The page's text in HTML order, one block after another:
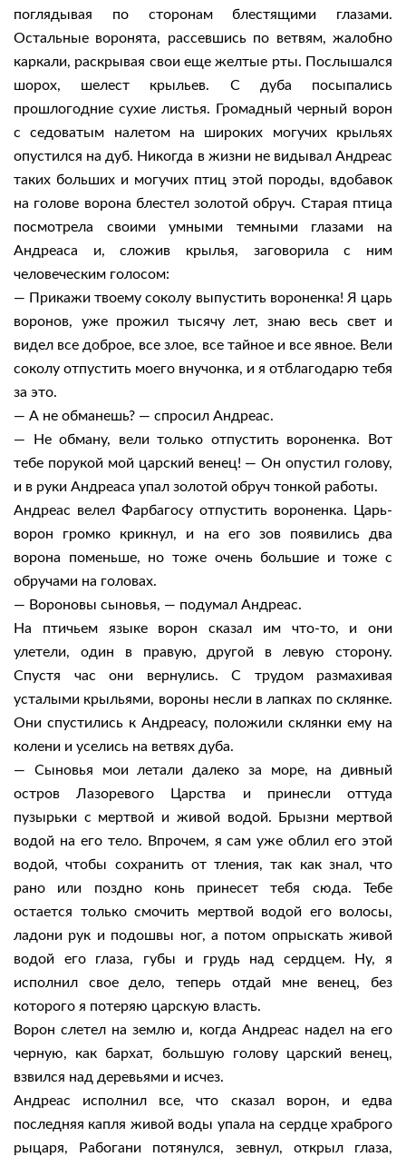
поглядывая по сторонам блестящими глазами.
Остальные воронята, рассевшись по ветвям, жалобно
каркали, раскрывая свои еще желтые рты. Послышался
шорох, шелест крыльев. С дуба посыпались
прошлогодние сухие листья. Громадный черный ворон
с седоватым налетом на широких могучих крыльях
опустился на дуб. Никогда в жизни не видывал Андреас
таких больших и могучих птиц этой породы, вдобавок
на голове ворона блестел золотой обруч. Старая птица
посмотрела своими умными темными глазами на
Андреаса и, сложив крылья, заговорила с ним
человеческим голосом:
— Прикажи твоему соколу выпустить вороненка! Я царь
воронов, уже прожил тысячу лет, знаю весь свет и
видел все доброе, все злое, все тайное и все явное. Вели
соколу отпустить моего внучонка, и я отблагодарю тебя
за это.
— А не обманешь? — спросил Андреас.
— Не обману, вели только отпустить вороненка. Вот
тебе порукой мой царский венец! — Он опустил голову,
и в руки Андреаса упал золотой обруч тонкой работы.
Андреас велел Фарбагосу отпустить вороненка. Царь-
ворон громко крикнул, и на его зов появились два
ворона поменьше, но тоже очень большие и тоже с
обручами на головах.
— Вороновы сыновья, — подумал Андреас.
На птичьем языке ворон сказал им что-то, и они
улетели, один в правую, другой в левую сторону.
Спустя час они вернулись. С трудом размахивая
усталыми крыльями, вороны несли в лапках по склянке.
Они спустились к Андреасу, положили склянки ему на
колени и уселись на ветвях дуба.
— Сыновья мои летали далеко за море, на дивный
остров Лазоревого Царства и принесли оттуда
пузырьки с мертвой и живой водой. Брызни мертвой
водой на его тело. Впрочем, я сам уже облил его этой
водой, чтобы сохранить от тления, так как знал, что
рано или поздно конь принесет тебя сюда. Тебе
остается только смочить мертвой водой его волосы,
ладони рук и подошвы ног, а потом опрыскать живой
водой его глаза, губы и грудь над сердцем. Ну, я
исполнил свое дело, теперь отдай мне венец, без
которого я потеряю царскую власть.
Ворон слетел на землю и, когда Андреас надел на его
черную, как бархат, большую голову царский венец,
взвился над деревьями и исчез.
Андреас исполнил все, что сказал ворон, и едва
последняя капля живой воды упала на сердце храброго
рыцаря, Рабогани потянулся, зевнул, открыл глаза,